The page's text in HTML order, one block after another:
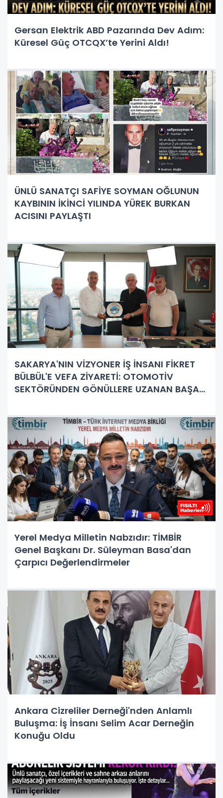
Gersan Elektrik ABD Pazarında Dev Adım:
Küresel Güç OTCQX’te Yerini Aldı!
ÜNLÜ SANATÇI SAFİYE SOYMAN OĞLUNUN
KAYBININ İKİNCİ YILINDA YÜREK BURKAN
ACISINI PAYLAŞTI
SAKARYA'NIN VİZYONER İŞ İNSANI FİKRET
BÜLBÜL'E VEFA ZİYARETİ: OTOMOTİV
SEKTÖRÜNDEN GÖNÜLLERE UZANAN BAŞARI
Yerel Medya Milletin Nabzıdır: TİMBİR
Genel Başkanı Dr. Süleyman Basa'dan
Çarpıcı Değerlendirmeler
Ankara Cizreliler Derneği'nden Anlamlı
Buluşma: İş İnsanı Selim Acar Derneğin
Konuğu Oldu